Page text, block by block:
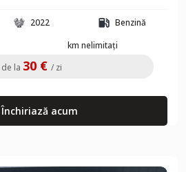
2022
Benzină
km nelimitați
de la 30 € / zi
Închiriază acum